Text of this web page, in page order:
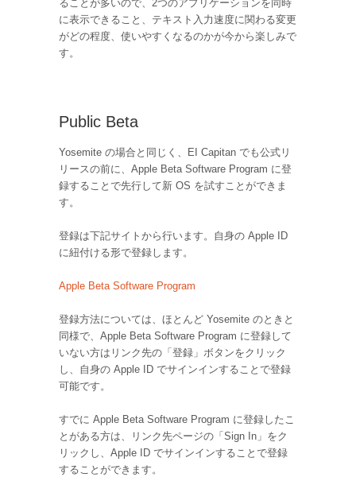
ることが多いので、2つのアプリケーションを同時
に表示できること、テキスト入力速度に関わる変更
がどの程度、使いやすくなるのかが今から楽しみで
す。
Public Beta
Yosemite の場合と同じく、EI Capitan でも公式リ
リースの前に、Apple Beta Software Program に登
録することで先行して新 OS を試すことができま
す。
登録は下記サイトから行います。自身の Apple ID
に紐付ける形で登録します。
Apple Beta Software Program
登録方法については、ほとんど Yosemite のときと
同様で、Apple Beta Software Program に登録して
いない方はリンク先の「登録」ボタンをクリック
し、自身の Apple ID でサインインすることで登録
可能です。
すでに Apple Beta Software Program に登録したこ
とがある方は、リンク先ページの「Sign In」をク
リックし、Apple ID でサインインすることで登録
することができます。